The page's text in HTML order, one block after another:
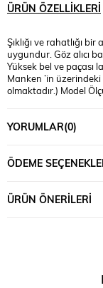
ÜRÜN ÖZELLIKLERI
Şıklığı ve rahatlığı
uygundur. Göz alıcı
Yüksek bel ve paçası
Manken ’in
olmaktadır.) Model
YORUMLAR(0)
ÖDEME
ÜRÜN ÖNERILERI